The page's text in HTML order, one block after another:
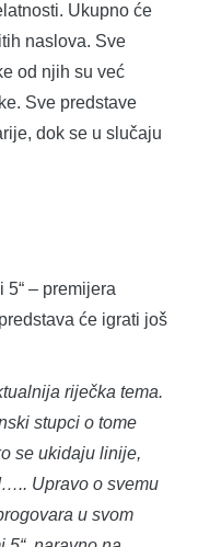
Ukupno će
naslova. Sve
od njih su već
Sve predstave
dok se u slučaju
5“ – premijera
će igrati još
riječka tema.
stupci o tome
se ukidaju linije,
Upravo o svemu
u svom